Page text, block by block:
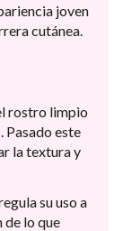
joven
cutánea.
rostro limpio
Pasado este
la textura y
su uso a
de lo que